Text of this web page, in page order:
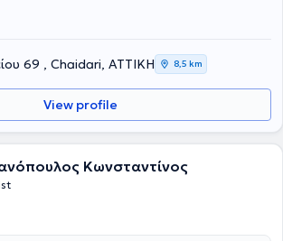
69 , Chaidari, ΑΤΤΙΚΗ 8,5 km
View profile
Κωνσταντίνος